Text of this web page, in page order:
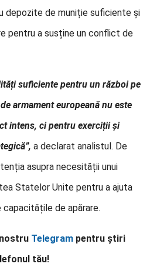
depozite de muniție suficiente și
pentru a susține un conflict de
suficiente pentru un război pe
armament europeană nu este
intens, ci pentru exerciții și
a declarat analistul. De
asupra necesității unui
Statelor Unite pentru a ajuta
capacitățile de apărare.
Telegram pentru știri
tău!